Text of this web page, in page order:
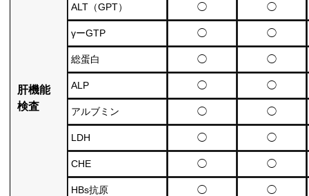
肝機能
検査
ALT（GPT） ◯ ◯
γーGTP ◯ ◯
総蛋白 ◯ ◯
ALP ◯ ◯
アルブミン ◯ ◯
LDH ◯ ◯
CHE ◯ ◯
HBs抗原 ◯ ◯